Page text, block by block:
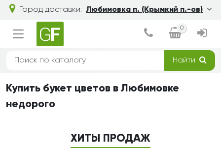
Город доставки: Любимовка п. (Крымкий п.-ов)
0
Найти
Купить букет цветов в Любимовке
недорого
ХИТЫ ПРОДАЖ